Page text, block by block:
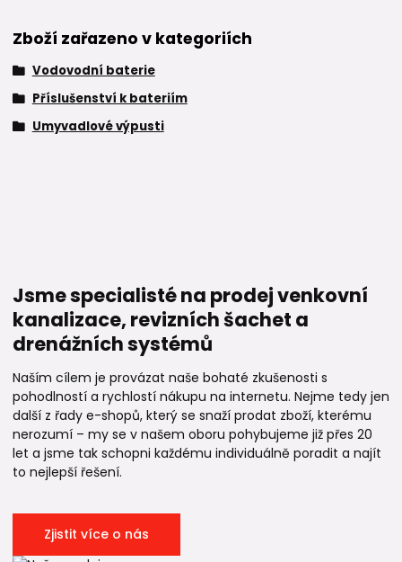
Zboží zařazeno v kategoriích
Vodovodní baterie
Příslušenství k bateriím
Umyvadlové výpusti
Jsme specialisté na prodej venkovní
kanalizace, revizních šachet a
drenážních systémů
Naším cílem je provázat naše bohaté zkušenosti s
pohodlností a rychlostí nákupu na internetu. Nejme tedy jen
další z řady e-shopů, který se snaží prodat zboží, kterému
nerozumí – my se v našem oboru pohybujeme již přes 20
let a jsme tak schopni každému individuálně poradit a najít
to nejlepší řešení.
Zjistit více o nás